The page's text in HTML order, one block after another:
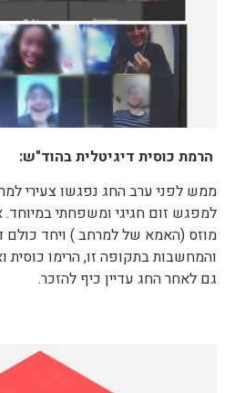
הרמת כוסית דיגיטלית בהוד"ש:
ממש לפני ערב החג נפגשו צעירי
למפגש זום חגיגי ומשפחתי
מוזס (האמא של למרחב ) ויחד כולם
והמחשבות בתקופה זו, הרימו
גם לאחר החג עדיין כיף להזכר.